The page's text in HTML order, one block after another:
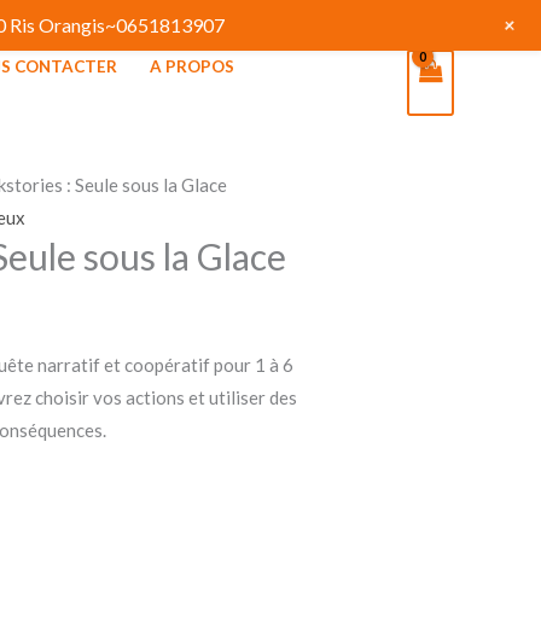
CONTACTER
A PROPOS
: Seule sous la Glace
sous la Glace
narratif et coopératif pour 1 à 6
choisir vos actions et utiliser des
Ris Orangis~0651813907 +